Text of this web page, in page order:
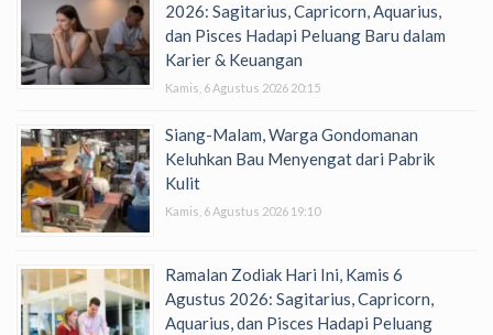
2026: Sagitarius, Capricorn, Aquarius,
dan Pisces Hadapi Peluang Baru dalam
Karier & Keuangan
Kamis, 6 Agustus 2026 20:15
Siang-Malam, Warga Gondomanan
Keluhkan Bau Menyengat dari Pabrik
Kulit
Kamis, 6 Agustus 2026 19:10
Ramalan Zodiak Hari Ini, Kamis 6
Agustus 2026: Sagitarius, Capricorn,
Aquarius, dan Pisces Hadapi Peluang